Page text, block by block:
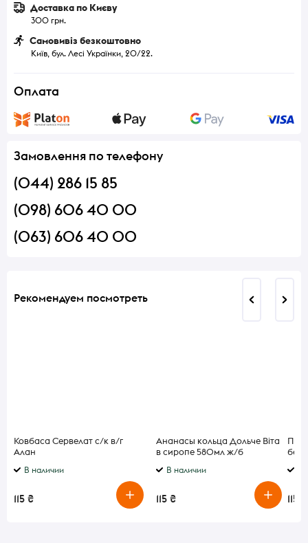
Доставка по Києву
300 грн.
Самовивіз безкоштовно
Київ, бул. Лесі Українки, 20/22.
Оплата
Замовлення по телефону
(044) 286 15 85
(098) 606 40 00
(063) 606 40 00
Рекомендуем посмотреть
Ковбаса Сервелат с/к в/г
Алан
В наличии
115 ₴
Ананасы кольца Дольче Віта
в сиропе 580мл ж/б
В наличии
115 ₴
без
115 ₴